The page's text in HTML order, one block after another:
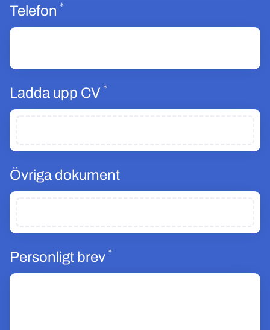
Telefon *Obligatoriskt
Ladda upp CV *Obligatoriskt
Övriga dokument
Personligt brev *Obligatoriskt